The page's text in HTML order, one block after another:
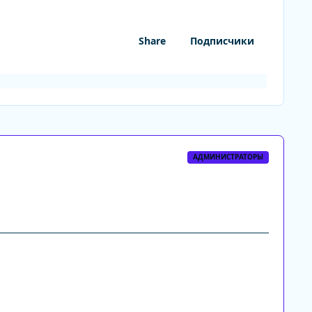
Share Подписчики
АДМИНИСТРАТОРЫ